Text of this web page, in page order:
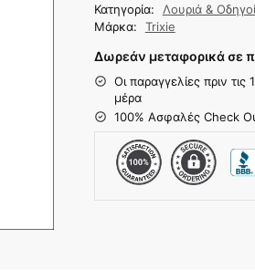
Κατηγορία:
Λουριά &
Μάρκα:
Trixie
Δωρεάν μεταφορικά σε
Οι παραγγελίες πριν
μέρα
100% Ασφαλές Check